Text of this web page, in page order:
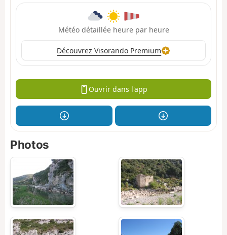
Météo détaillée heure par heure
Découvrez Visorando Premium
Ouvrir dans l'app
Photos